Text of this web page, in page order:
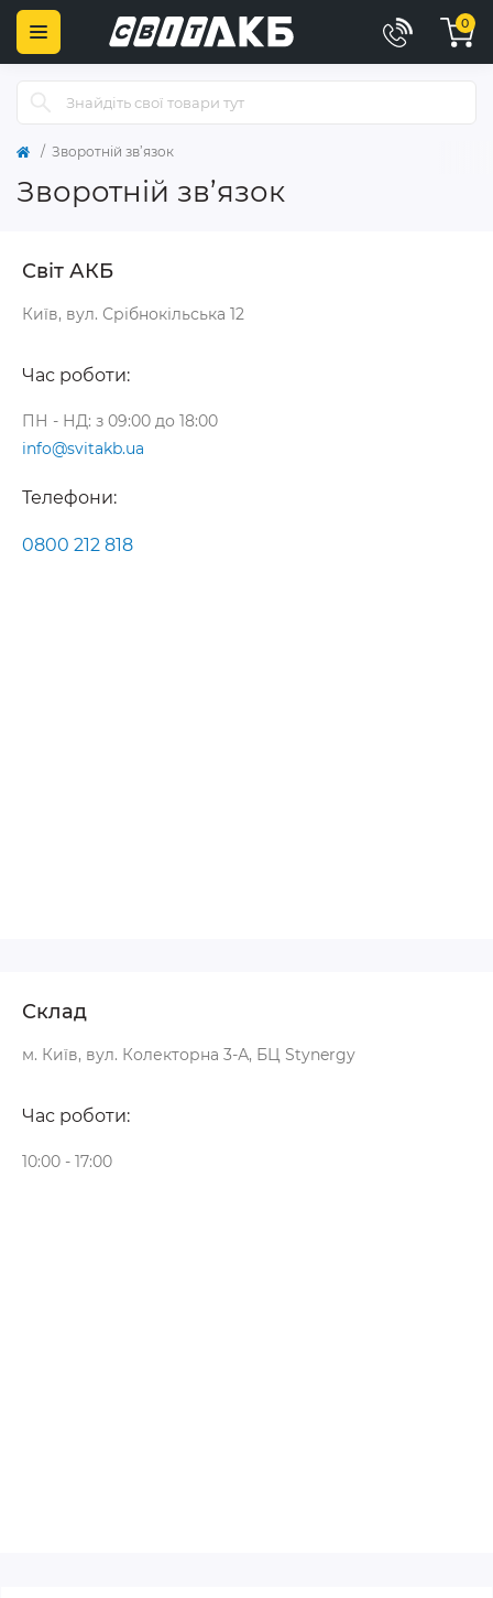
0
Зворотній зв’язок
Зворотній зв’язок
Світ АКБ
Київ, вул. Срібнокільська 12
Час роботи:
ПН - НД: з 09:00 до 18:00
info@svitakb.ua
Телефони:
0800 212 818
Склад
м. Київ, вул. Колекторна 3-А, БЦ Stynergy
Час роботи:
10:00 - 17:00